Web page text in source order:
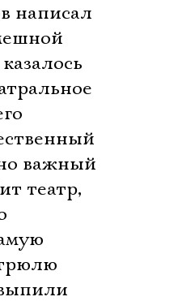
написал
важный
театр,